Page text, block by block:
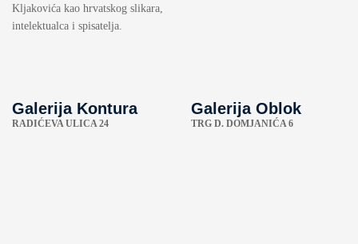
Kljakovića kao hrvatskog slikara,
intelektualca i spisatelja.
Galerija Kontura
RADIĆEVA ULICA 24
Galerija Oblok
TRG D. DOMJANIĆA 6